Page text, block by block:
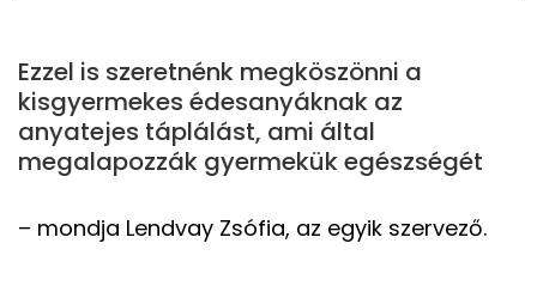
Ezzel is szeretnénk megköszönni a
kisgyermekes édesanyáknak az
anyatejes táplálást, ami által
megalapozzák gyermekük egészségét
– mondja Lendvay Zsófia, az egyik szervező.